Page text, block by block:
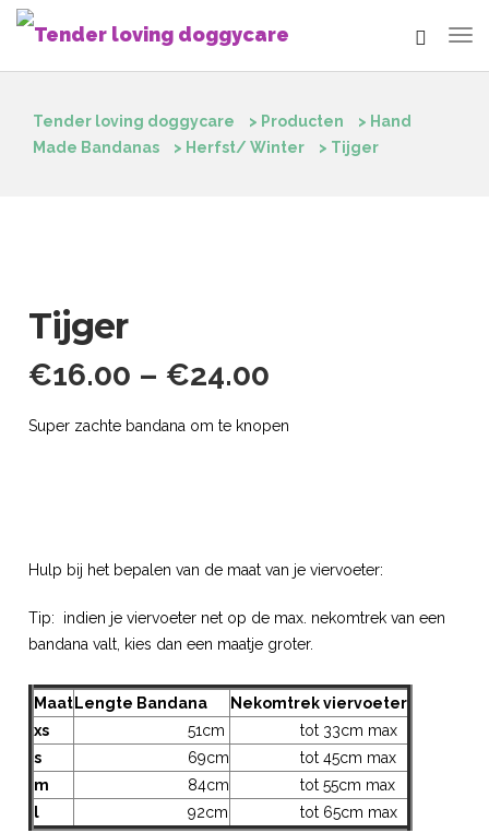
Tender loving doggycare > Producten > Hand
Made Bandanas
> Herfst/ Winter > Tijger
Tijger
€16.00 –€24.00
Super zachte bandana om te knopen
Hulp bij het bepalen van de maat van je viervoeter:
Tip: indien je viervoeter net op de max. nekomtrek van een
bandana valt, kies dan een maatje groter.
Maat Lengte Bandana
Nekomtrek viervoeter
xs
51cm
tot 33cm max
s
69cm
tot 45cm max
m
84cm
tot 55cm max
l
92cm tot 65cm max